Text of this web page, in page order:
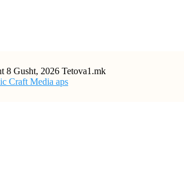
8 Gusht, 2026 Tetova1.mk
Craft Media aps